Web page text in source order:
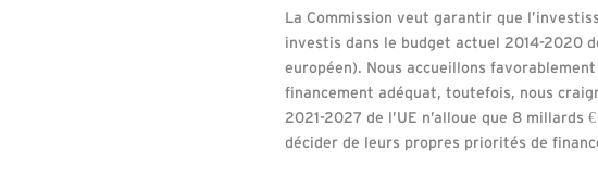
La Commission veut garantir que
investis dans le budget actuel 2014-2020
européen). Nous accueillons
financement adéquat, toutefois, nous
2021-2027 de l’UE n’alloue que 8
décider de leurs propres priorités de